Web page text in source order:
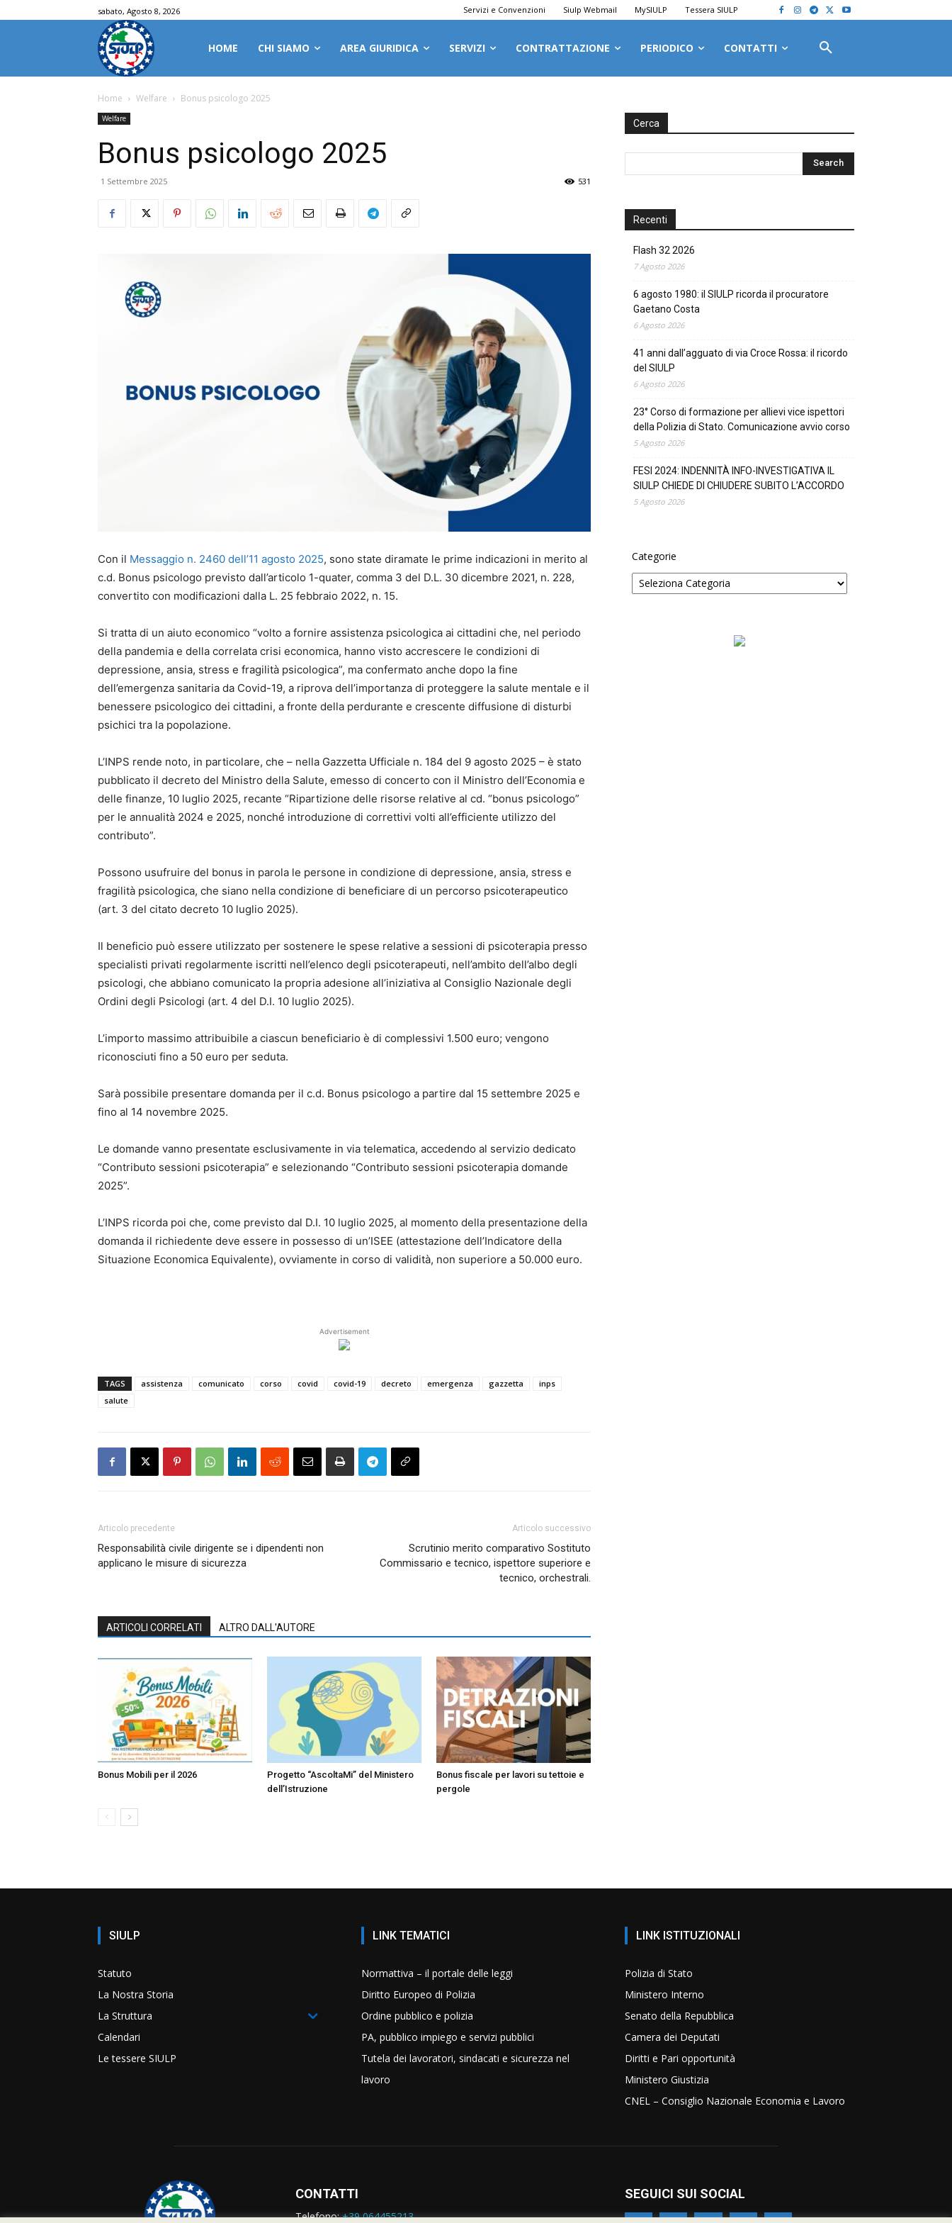
sabato, Agosto 8, 2026 Servizi e Convenzioni Siulp Webmail MySIULP Tessera SIULP
HOME CHI SIAMO AREA GIURIDICA SERVIZI CONTRATTAZIONE PERIODICO CONTATTI
Home Welfare Bonus psicologo 2025
Welfare
Bonus psicologo 2025
1 Settembre 2025 531
Con il Messaggio n. 2460 dell’11 agosto 2025, sono state diramate le prime indicazioni in merito al
c.d. Bonus psicologo previsto dall’articolo 1-quater, comma 3 del D.L. 30 dicembre 2021, n. 228,
convertito con modificazioni dalla L. 25 febbraio 2022, n. 15.
Si tratta di un aiuto economico “volto a fornire assistenza psicologica ai cittadini che, nel periodo
della pandemia e della correlata crisi economica, hanno visto accrescere le condizioni di
depressione, ansia, stress e fragilità psicologica”, ma confermato anche dopo la fine
dell’emergenza sanitaria da Covid-19, a riprova dell’importanza di proteggere la salute mentale e il
benessere psicologico dei cittadini, a fronte della perdurante e crescente diffusione di disturbi
psichici tra la popolazione.
L’INPS rende noto, in particolare, che – nella Gazzetta Ufficiale n. 184 del 9 agosto 2025 – è stato
pubblicato il decreto del Ministro della Salute, emesso di concerto con il Ministro dell’Economia e
delle finanze, 10 luglio 2025, recante “Ripartizione delle risorse relative al cd. “bonus psicologo”
per le annualità 2024 e 2025, nonché introduzione di correttivi volti all’efficiente utilizzo del
contributo”.
Possono usufruire del bonus in parola le persone in condizione di depressione, ansia, stress e
fragilità psicologica, che siano nella condizione di beneficiare di un percorso psicoterapeutico
(art. 3 del citato decreto 10 luglio 2025).
Il beneficio può essere utilizzato per sostenere le spese relative a sessioni di psicoterapia presso
specialisti privati regolarmente iscritti nell’elenco degli psicoterapeuti, nell’ambito dell’albo degli
psicologi, che abbiano comunicato la propria adesione all’iniziativa al Consiglio Nazionale degli
Ordini degli Psicologi (art. 4 del D.I. 10 luglio 2025).
L’importo massimo attribuibile a ciascun beneficiario è di complessivi 1.500 euro; vengono
riconosciuti fino a 50 euro per seduta.
Sarà possibile presentare domanda per il c.d. Bonus psicologo a partire dal 15 settembre 2025 e
fino al 14 novembre 2025.
Le domande vanno presentate esclusivamente in via telematica, accedendo al servizio dedicato
“Contributo sessioni psicoterapia” e selezionando “Contributo sessioni psicoterapia domande
2025”.
L’INPS ricorda poi che, come previsto dal D.I. 10 luglio 2025, al momento della presentazione della
domanda il richiedente deve essere in possesso di un’ISEE (attestazione dell’Indicatore della
Situazione Economica Equivalente), ovviamente in corso di validità, non superiore a 50.000 euro.
Advertisement
TAGS assistenza comunicato corso covid covid-19 decreto emergenza gazzetta
inps
salute
Articolo precedente
Responsabilità civile dirigente se i dipendenti non
applicano le misure di sicurezza
Articolo successivo
Scrutinio merito comparativo Sostituto
Commissario e tecnico, ispettore superiore e
tecnico, orchestrali.
ARTICOLI CORRELATI ALTRO DALL'AUTORE
Bonus Mobili per il 2026
Progetto “AscoltaMi” del Ministero
dell’Istruzione
Bonus fiscale per lavori su tettoie e
pergole
Cerca
Recenti
Flash 32 2026
7 Agosto 2026
6 agosto 1980: il SIULP ricorda il procuratore
Gaetano Costa
6 Agosto 2026
41 anni dall’agguato di via Croce Rossa: il ricordo
del SIULP
6 Agosto 2026
23° Corso di formazione per allievi vice ispettori
della Polizia di Stato. Comunicazione avvio corso
5 Agosto 2026
FESI 2024: INDENNITÀ INFO-INVESTIGATIVA IL
SIULP CHIEDE DI CHIUDERE SUBITO L’ACCORDO
5 Agosto 2026
Categorie
SIULP
Statuto
La Nostra Storia
La Struttura
Calendari
Le tessere SIULP
LINK TEMATICI
Normattiva – il portale delle leggi
Diritto Europeo di Polizia
Ordine pubblico e polizia
PA, pubblico impiego e servizi pubblici
Tutela dei lavoratori, sindacati e sicurezza nel
lavoro
LINK ISTITUZIONALI
Polizia di Stato
Ministero Interno
Senato della Repubblica
Camera dei Deputati
Diritti e Pari opportunità
Ministero Giustizia
CNEL – Consiglio Nazionale Economia e Lavoro
CONTATTI
Telefono:+39 064455213
SEGUICI SUI SOCIAL